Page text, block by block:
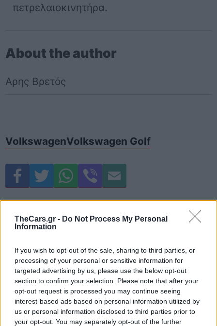
TheCars.gr - Do Not Process My Personal
Information
If you wish to opt-out of the sale, sharing to third parties, or
processing of your personal or sensitive information for
targeted advertising by us, please use the below opt-out
section to confirm your selection. Please note that after your
opt-out request is processed you may continue seeing
interest-based ads based on personal information utilized by
us or personal information disclosed to third parties prior to
your opt-out. You may separately opt-out of the further
πετρελαιοκινητήρα.
About the author
Αρης Βρετός
VolkswagenVolkswagen Golf
Δείτε επίσης